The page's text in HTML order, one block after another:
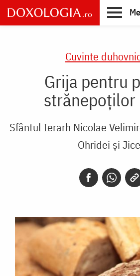
Skip
to
main
Cuvinte
Grija pentru
strănepoților
Sfântul Ierarh Nicolae
Ohridei și